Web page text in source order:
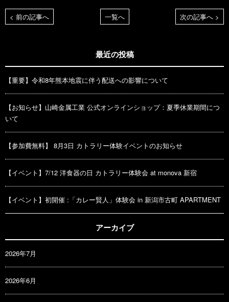
一覧へ
< 前の記事へ 次の記事へ >
最近の投稿
【重要】令和8年熊本地震に伴う配送への影響について
【お知らせ】山崎金属工業 公式オンラインショップ：夏季休業期間につ
いて
【参加費無料】 8月3日 カトラリー体験イベントのお知らせ
【イベント】7/12 洋食器の日 カトラリー体験会 at monova 新宿
【イベント】初開催 :「カレー賢人」体験会 in 新潟市古町 APARTMENT
アーカイブ
2026年7月
2026年6月